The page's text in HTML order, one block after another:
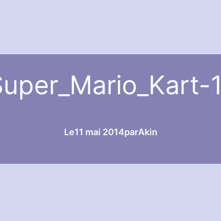
Le11 mai 2014parAkin